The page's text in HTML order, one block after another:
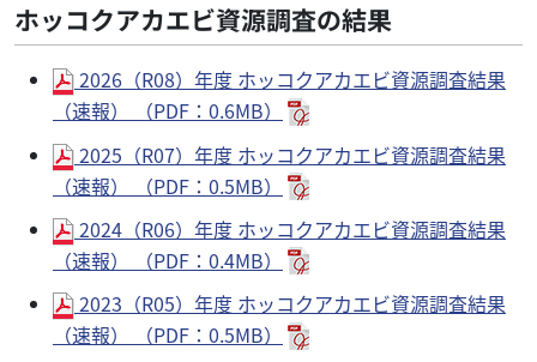
ホッコクアカエビ資源調査の結果
2026（R08）年度 ホッコクアカエビ資源調査結果
（速報） （PDF：0.6MB）
2025（R07）年度 ホッコクアカエビ資源調査結果
（速報） （PDF：0.5MB）
2024（R06）年度 ホッコクアカエビ資源調査結果
（速報） （PDF：0.4MB）
2023（R05）年度 ホッコクアカエビ資源調査結果
（速報） （PDF：0.5MB）